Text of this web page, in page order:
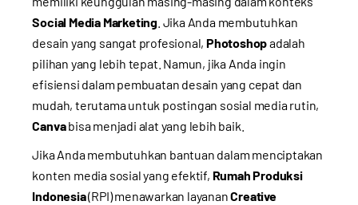
Social Media Marketing. Jika Anda membutuhkan
desain yang sangat profesional, Photoshopadalah
pilihan yang lebih tepat. Namun, jika Anda ingin
efisiensi dalam pembuatan desain yang cepat dan
mudah, terutama untuk postingan sosial media rutin,
Canvabisa menjadi alat yang lebih baik.
Jika Anda membutuhkan bantuan dalam menciptakan
konten media sosial yang efektif, Rumah Produksi
Indonesia(RPI) menawarkan layananCreative